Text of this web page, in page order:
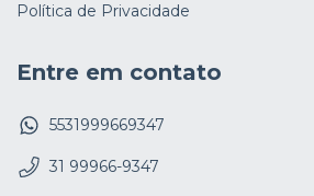
Política de Privacidade
Entre em contato
5531999669347
31 99966-9347